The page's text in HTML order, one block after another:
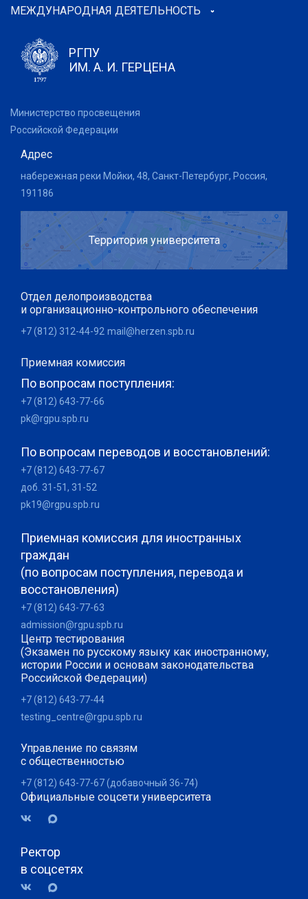
МЕЖДУНАРОДНАЯ ДЕЯТЕЛЬНОСТЬ
РГПУ
ИМ. А. И. ГЕРЦЕНА
Министерство просвещения
Российской Федерации
Адрес
набережная реки Мойки, 48, Санкт-Петербург, Россия,
191186
Территория университета
Отдел делопроизводства
и организационно-контрольного обеспечения
+7 (812) 312-44-92 mail@herzen.spb.ru
Приемная комиссия
По вопросам поступления:
+7 (812) 643-77-66
pk@rgpu.spb.ru
По вопросам переводов и восстановлений:
+7 (812) 643-77-67
доб. 31-51, 31-52
pk19@rgpu.spb.ru
Приемная комиссия для иностранных
граждан
(по вопросам поступления, перевода и
восстановления)
+7 (812) 643-77-63
admission@rgpu.spb.ru
Центр тестирования
(Экзамен по русскому языку как иностранному,
истории России и основам законодательства
Российской Федерации)
+7 (812) 643-77-44
testing_centre@rgpu.spb.ru
Управление по связям
с общественностью
+7 (812) 643-77-67 (добавочный 36-74)
Официальные соцсети университета
Ректор
в соцсетях